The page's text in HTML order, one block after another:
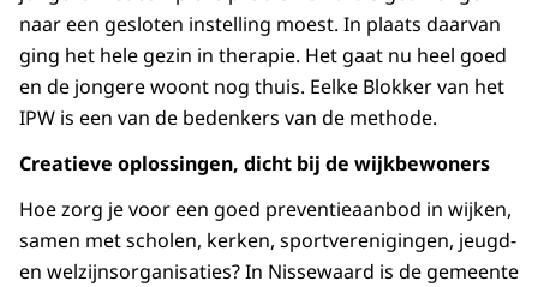
naar een gesloten instelling moest. In plaats daarvan
ging het hele gezin in therapie. Het gaat nu heel goed
en de jongere woont nog thuis. Eelke Blokker van het
IPW is een van de bedenkers van de methode.
Creatieve oplossingen, dicht bij de wijkbewoners
Hoe zorg je voor een goed preventieaanbod in wijken,
samen met scholen, kerken, sportverenigingen, jeugd-
en welzijnsorganisaties? In Nissewaard is de gemeente